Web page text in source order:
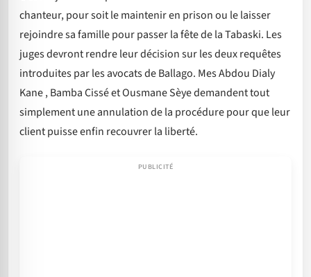
chanteur, pour soit le maintenir en prison ou le laisser
rejoindre sa famille pour passer la fête de la Tabaski. Les
juges devront rendre leur décision sur les deux requêtes
introduites par les avocats de Ballago. Mes Abdou Dialy
Kane , Bamba Cissé et Ousmane Sèye demandent tout
simplement une annulation de la procédure pour que leur
client puisse enfin recouvrer la liberté.